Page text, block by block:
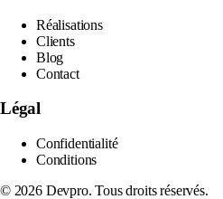
Réalisations
Clients
Blog
Contact
Légal
Confidentialité
Conditions
© 2026 Devpro. Tous droits réservés.